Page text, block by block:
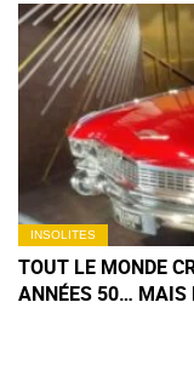
INSOLITES
TOUT LE MONDE
ANNÉES 50… MAIS